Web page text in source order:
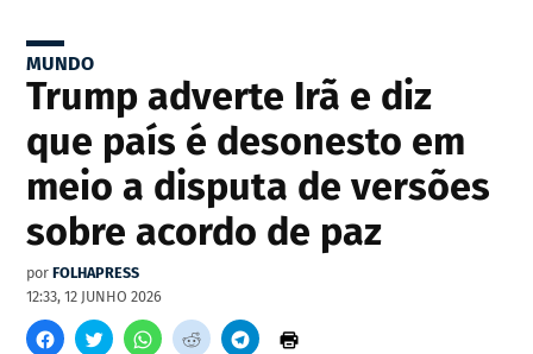
MUNDO
Trump adverte Irã e diz
que país é desonesto em
meio a disputa de versões
sobre acordo de paz
por FOLHAPRESS
12:33, 12 JUNHO 2026